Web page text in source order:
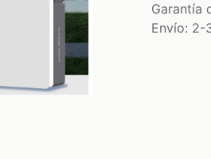
Garantía
Envío: 2-